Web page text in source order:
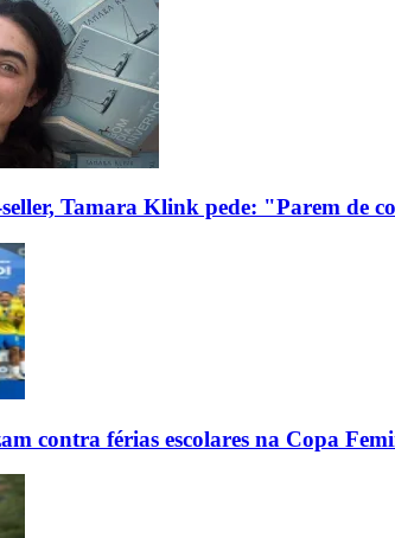
Tamara Klink pede: "Parem de
contra férias escolares na Copa